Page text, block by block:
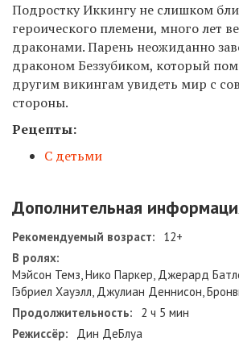
Подростку Иккингу не слишком
героического племени, много лет
драконами. Парень неожиданно
драконом Беззубиком, который
другим викингам увидеть мир с
стороны.
Рецепты:
С детьми
Дополнительная
Рекомендуемый возраст:
12+
В ролях:
Мэйсон Темз, Нико Паркер, Джерард
Гэбриел Хауэлл, Джулиан Деннисон,
Продолжительность:
2 ч 5 мин
Режиссёр:
Дин ДеБлуа